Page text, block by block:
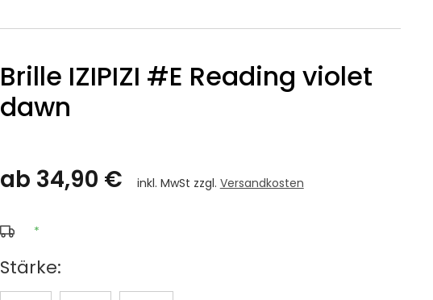
Brille IZIPIZI #E Reading violet
dawn
ab 34,90 € inkl. MwSt zzgl. Versandkosten
*
Stärke: